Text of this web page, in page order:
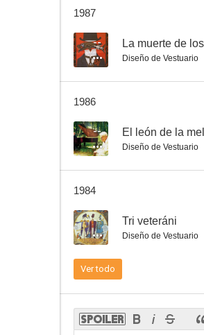
1987
-- La muerte de
Diseño de Vestuario
1986
-- El león de la
Diseño de Vestuario
1984
-- Tri veteráni
Diseño de Vestuario
Ver todo